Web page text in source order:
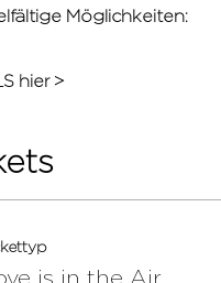
Möglichkeiten:
hier >
is in the Air